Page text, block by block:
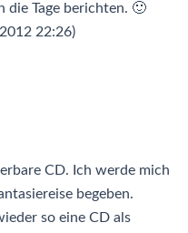
die Tage berichten. 🙂
22:26)
CD. Ich werde mich
begeben.
so eine CD als